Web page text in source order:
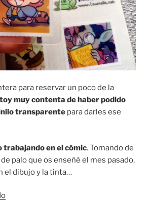
para reservar un poco de la
muy contenta de haber podido
transparente para darles ese
trabajando en el cómic. Tomando de
palo que os enseñé el mes pasado,
el dibujo y la tinta…
«Trabajando